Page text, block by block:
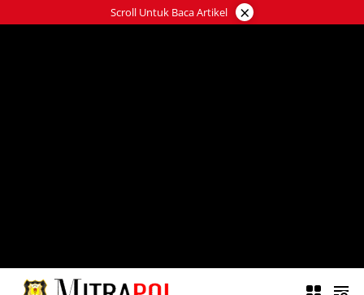
ke
Scroll Untuk Baca Artikel ×